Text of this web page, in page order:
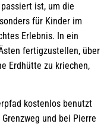
ist, um die
für Kinder im
Erlebnis. In ein
fertigzustellen, über
Erdhütte zu kriechen,
kostenlos benutzt
Grenzweg und bei Pierre